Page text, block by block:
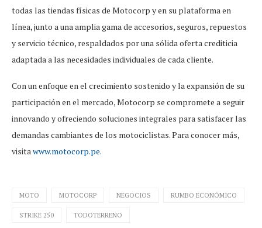
todas las tiendas físicas de Motocorp y en su plataforma en
línea, junto a una amplia gama de accesorios, seguros, repuestos
y servicio técnico, respaldados por una sólida oferta crediticia
adaptada a las necesidades individuales de cada cliente.
Con un enfoque en el crecimiento sostenido y la expansión de su
participación en el mercado, Motocorp se compromete a seguir
innovando y ofreciendo soluciones integrales para satisfacer las
demandas cambiantes de los motociclistas. Para conocer más,
visita www.motocorp.pe.
MOTO MOTOCORP NEGOCIOS RUMBO ECONÓMICO
STRIKE 250 TODOTERRENO